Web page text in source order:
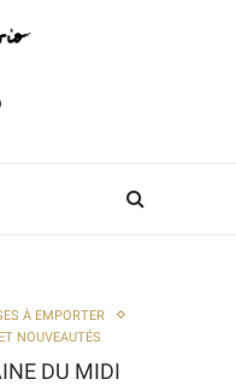
À EMPORTER
NOUVEAUTÉS
DU MIDI